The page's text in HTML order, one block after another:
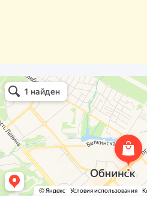
Олди Строй
Фасады и фасадные системы в Обнинске
Оргстекло, поликарбонат в Обнинске